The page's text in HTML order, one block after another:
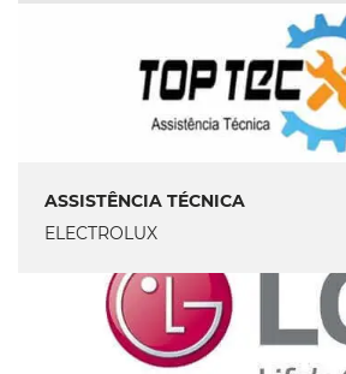
ASSISTÊNCIA TÉCNICA
ELECTROLUX